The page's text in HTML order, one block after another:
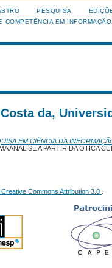
PESQUISA
COMPETÊNCIA EM INFORMAÇÃO
da,
EM CIÊNCIA DA
ANÁLISE A PARTIR DA ÓTICA
Creative Commons Attribution 3.0